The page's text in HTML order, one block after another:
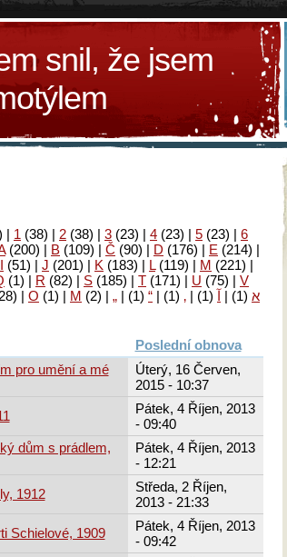
snil, že jsem
| 1 (38) | 2 (38) | 3 (23) | 4 (23) | 5 (23) | 6
(200) | B (109) | Č (90) | D (176) | E (214) |
I (51) | J (201) | K (183) | L(119) | M (221) |
(1) | R (82) | S (185) | T (171) | U (75) | V
| Ο (1) | М (2) | א (1)
| آ (1)
|
‚
(1)
|
“
(1)
|
„
Poslední obnova
pro umění a mé
Úterý, 16 Červen,
2015 - 10:37
Pátek, 4 Říjen, 2013
- 09:40
dům s prádlem,
Pátek, 4 Říjen, 2013
- 12:21
1912
Středa, 2 Říjen,
2013 - 21:33
Schielové, 1909
Pátek, 4 Říjen, 2013
- 09:42